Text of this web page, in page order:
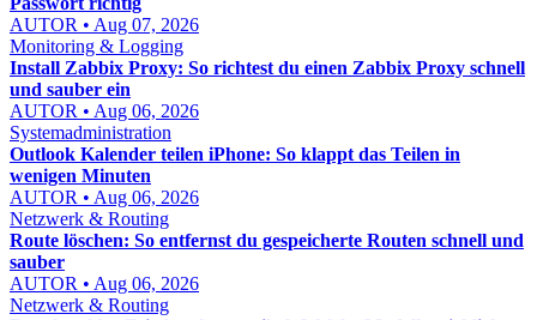
AUTOR • Aug 07, 2026
Monitoring & Logging
Install Zabbix Proxy: So richtest du einen Zabbix Proxy schnell
und sauber ein
AUTOR • Aug 06, 2026
Systemadministration
Outlook Kalender teilen iPhone: So klappt das Teilen in
wenigen Minuten
AUTOR • Aug 06, 2026
Netzwerk & Routing
Route löschen: So entfernst du gespeicherte Routen schnell und
sauber
AUTOR • Aug 06, 2026
Netzwerk & Routing